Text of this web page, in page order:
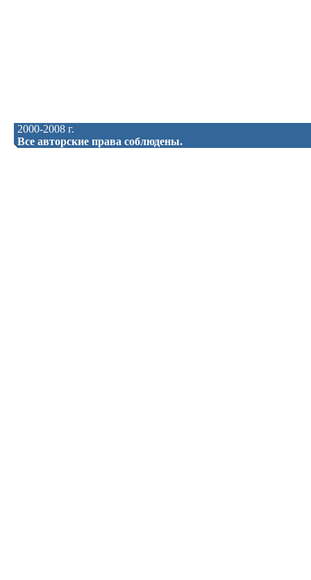
2000-2008 г.
Все авторские права соблюдены.